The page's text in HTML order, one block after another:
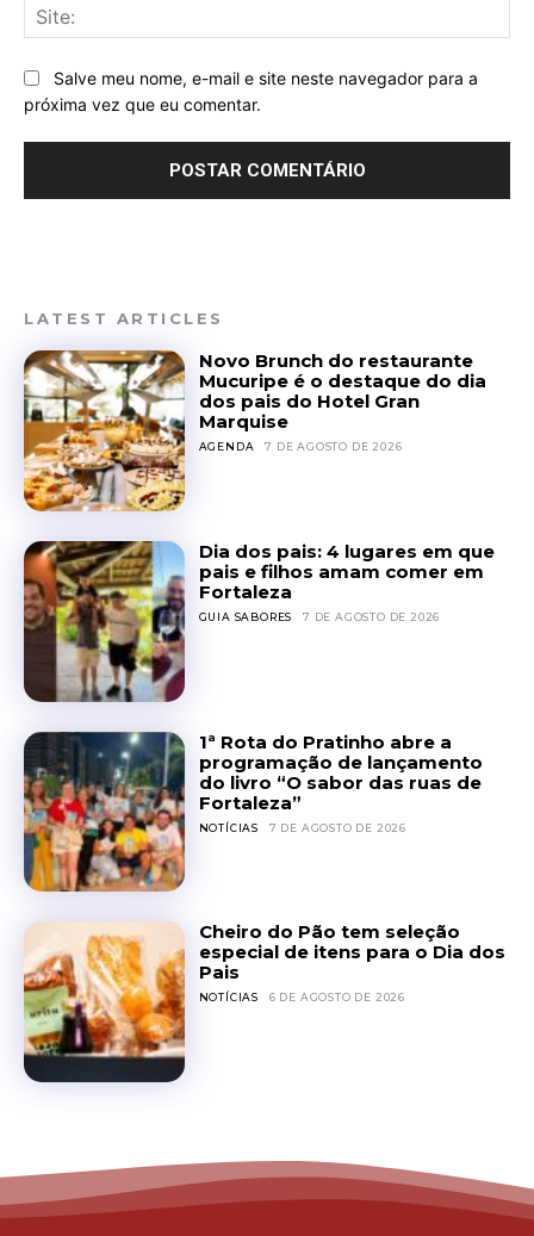
Salve meu nome, e-mail e site neste navegador para a
próxima vez que eu comentar.
LATEST ARTICLES
Novo Brunch do restaurante
Mucuripe é o destaque do dia
dos pais do Hotel Gran
Marquise
AGENDA 7 DE AGOSTO DE 2026
Dia dos pais: 4 lugares em que
pais e filhos amam comer em
Fortaleza
GUIA SABORES 7 DE AGOSTO DE 2026
1ª Rota do Pratinho abre a
programação de lançamento
do livro “O sabor das ruas de
Fortaleza”
NOTÍCIAS 7 DE AGOSTO DE 2026
Cheiro do Pão tem seleção
especial de itens para o Dia dos
Pais
NOTÍCIAS 6 DE AGOSTO DE 2026